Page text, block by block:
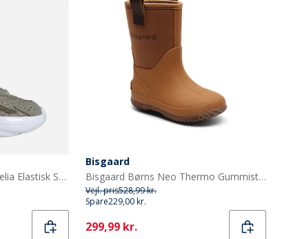
adidas Originals Baby Ozelia Elastisk Snørebånd Træningssko Silver Pebble/Focus Olive/Cloud White
Bisgaard
Bisgaard Børns Neo Thermo Gummistøvler Kamel
Vejl. pris528,99 kr.
Spare229,00 kr.
Current
299,99 kr.